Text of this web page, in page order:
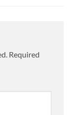
Required